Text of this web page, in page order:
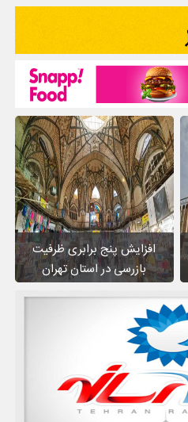
افزایش پنج برابری ظرفیت
بازرسی در استان تهران